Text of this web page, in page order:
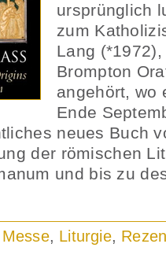
ursprünglich
zum
Lang
Brompton
angehört, wo
Ende
neues Buch
der römischen
und bis zu
, Liturgie,